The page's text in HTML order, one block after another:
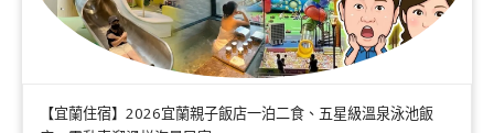
【宜蘭住宿】2026宜蘭親子飯店一泊二食、五星級溫泉泳池飯